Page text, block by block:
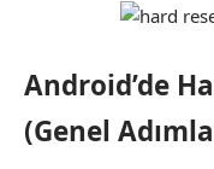
Android’de
(Genel